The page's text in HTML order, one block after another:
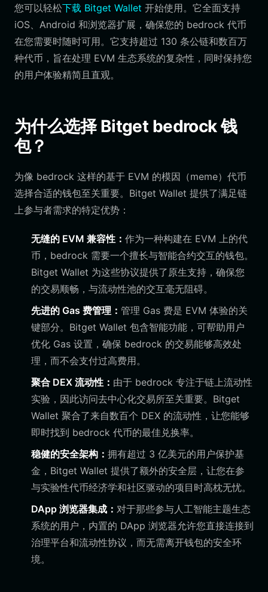
您可以轻松下载 Bitget Wallet 开始使用。它全面支持
iOS、Android 和浏览器扩展，确保您的 bedrock 代币
在您需要时随时可用。它支持超过 130 条公链和数百万
种代币，旨在处理 EVM 生态系统的复杂性，同时保持您
的用户体验精简且直观。
为什么选择 Bitget bedrock 钱
包？
为像 bedrock 这样的基于 EVM 的模因（meme）代币
选择合适的钱包至关重要。Bitget Wallet 提供了满足链
上参与者需求的特定优势：
无缝的 EVM 兼容性： 作为一种构建在 EVM 上的代
币，bedrock 需要一个擅长与智能合约交互的钱包。
Bitget Wallet 为这些协议提供了原生支持，确保您
的交易顺畅，与流动性池的交互毫无阻碍。
先进的 Gas 费管理： 管理 Gas 费是 EVM 体验的关
键部分。Bitget Wallet 包含智能功能，可帮助用户
优化 Gas 设置，确保 bedrock 的交易能够高效处
理，而不会支付过高费用。
聚合 DEX 流动性： 由于 bedrock 专注于链上流动性
实验，因此访问去中心化交易所至关重要。Bitget
Wallet 聚合了来自数百个 DEX 的流动性，让您能够
即时找到 bedrock 代币的最佳兑换率。
稳健的安全架构： 拥有超过 3 亿美元的用户保护基
金，Bitget Wallet 提供了额外的安全层，让您在参
与实验性代币经济学和社区驱动的项目时高枕无忧。
DApp 浏览器集成： 对于那些参与人工智能主题生态
系统的用户，内置的 DApp 浏览器允许您直接连接到
治理平台和流动性协议，而无需离开钱包的安全环
境。